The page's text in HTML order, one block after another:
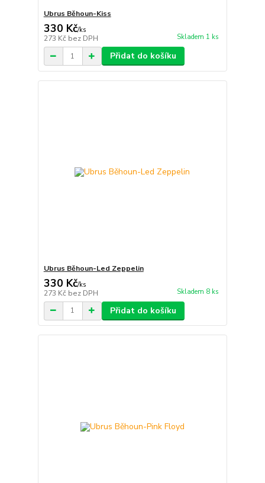
Ubrus Běhoun-Kiss
330 Kč/ks
273 Kč bez DPH Skladem 1 ks
Přidat do košíku
Ubrus Běhoun-Led Zeppelin
330 Kč/ks
273 Kč bez DPH Skladem 8 ks
Přidat do košíku